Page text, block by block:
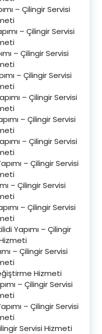
– Çilingir Servisi
– Çilingir Servisi
– Çilingir Servisi
– Çilingir Servisi
– Çilingir Servisi
– Çilingir Servisi
– Çilingir Servisi
– Çilingir Servisi
– Çilingir Servisi
– Çilingir Servisi
Yapımı – Çilingir
– Çilingir Servisi
Hizmeti
– Çilingir Servisi
– Çilingir Servisi
Servisi Hizmeti